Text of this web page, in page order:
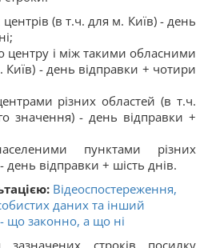
(в т.ч. для м. Київ) - день
центру і між такими обласними
- день відправки + чотири
різних областей (в т.ч.
значення) - день відправки +
пунктами різних
день відправки + шість днів.
Відеоспостереження,
даних та інший
що законно, а що ні
строків посилку